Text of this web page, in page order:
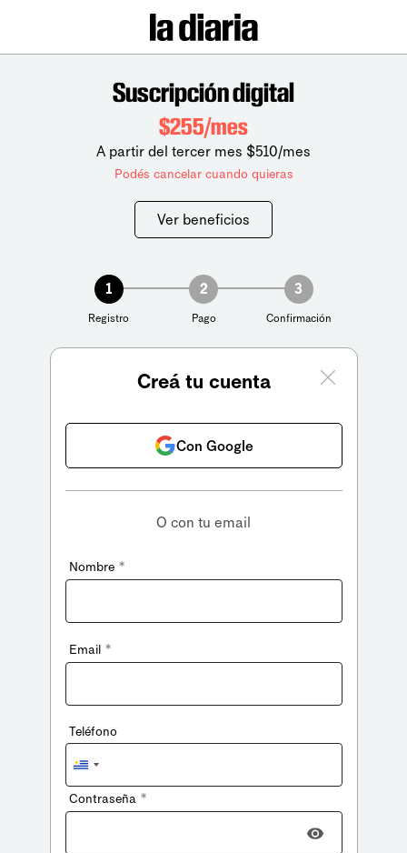
Suscripción digital
$255/mes
A partir del tercer mes $510/mes
Podés cancelar cuando quieras
Ver beneficios
1
Registro
2
Pago
3
Confirmación
Creá tu cuenta
Con Google
O con tu email
Nombre *
Email *
Teléfono
Uruguay
+598
Contraseña *